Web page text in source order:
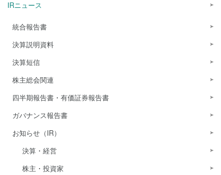
IRニュース
統合報告書
決算説明資料
決算短信
株主総会関連
四半期報告書・有価証券報告書
ガバナンス報告書
お知らせ（IR）
決算・経営
株主・投資家